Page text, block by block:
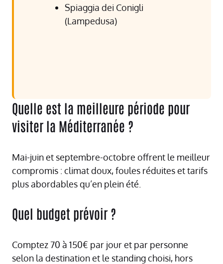
Spiaggia dei Conigli
(Lampedusa)
Quelle est la meilleure période pour
visiter la Méditerranée ?
Mai-juin et septembre-octobre offrent le meilleur
compromis : climat doux, foules réduites et tarifs
plus abordables qu’en plein été.
Quel budget prévoir ?
Comptez 70 à 150€ par jour et par personne
selon la destination et le standing choisi, hors